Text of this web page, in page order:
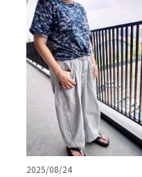
2025/08/24